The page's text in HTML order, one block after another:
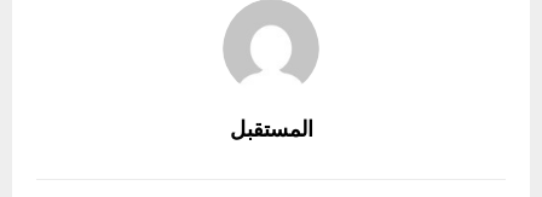
المستقبل